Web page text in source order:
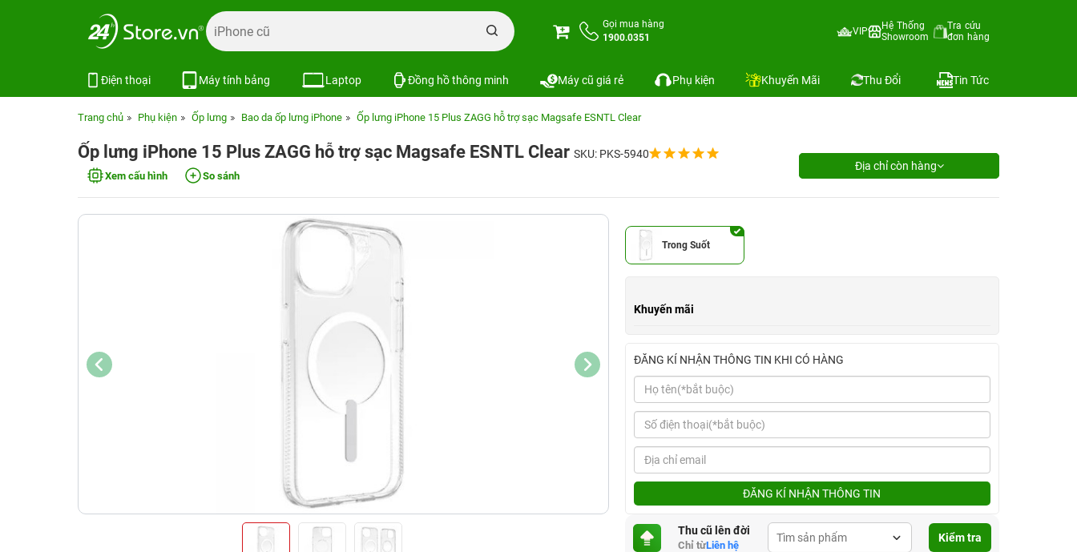
Gọi mua hàng
1900.0351
VIP
Hệ Thống
Showroom
Tra cứu
đơn hàng
Điện thoại Máy tính bảng Laptop Đồng hồ thông minh Máy cũ giá rẻ Phụ kiện Khuyến Mãi Thu Đổi Tin Tức
Trang chủ Phụ kiện Ốp lưng Bao da ốp lưng iPhone Ốp lưng iPhone 15 Plus ZAGG hỗ trợ sạc Magsafe ESNTL Clear
Ốp lưng iPhone 15 Plus ZAGG hỗ trợ sạc Magsafe ESNTL Clear SKU: PKS-5940
Xem cấu hình So sánh
Địa chỉ còn hàng
Trong Suốt
Khuyến mãi
ĐĂNG KÍ NHẬN THÔNG TIN KHI CÓ HÀNG
ĐĂNG KÍ NHẬN THÔNG TIN
Thu cũ lên đời
Chỉ từLiên hệ
Kiểm tra